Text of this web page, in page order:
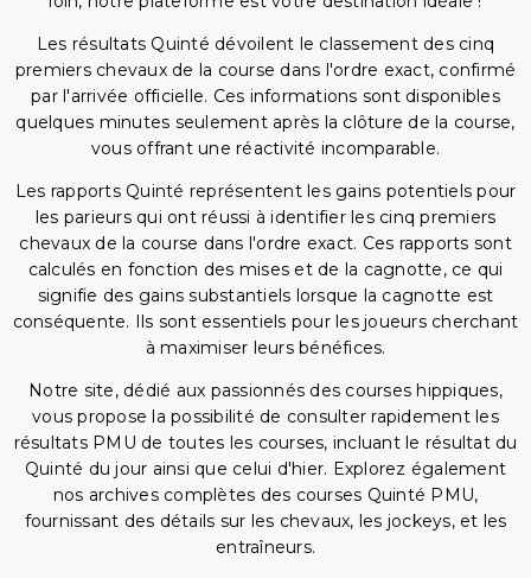
Les résultats Quinté dévoilent le classement des cinq
premiers chevaux de la course dans l'ordre exact, confirmé
par l'arrivée officielle. Ces informations sont disponibles
quelques minutes seulement après la clôture de la course,
vous offrant une réactivité incomparable.
Les rapports Quinté représentent les gains potentiels pour
les parieurs qui ont réussi à identifier les cinq premiers
chevaux de la course dans l'ordre exact. Ces rapports sont
calculés en fonction des mises et de la cagnotte, ce qui
signifie des gains substantiels lorsque la cagnotte est
conséquente. Ils sont essentiels pour les joueurs cherchant
à maximiser leurs bénéfices.
Notre site, dédié aux passionnés des courses hippiques,
vous propose la possibilité de consulter rapidement les
résultats PMU de toutes les courses, incluant le résultat du
Quinté du jour ainsi que celui d'hier. Explorez également
nos archives complètes des courses Quinté PMU,
fournissant des détails sur les chevaux, les jockeys, et les
entraîneurs.